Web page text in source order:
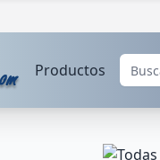
Productos